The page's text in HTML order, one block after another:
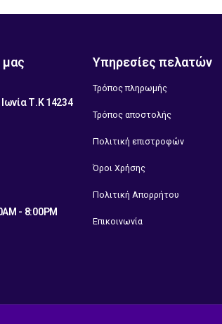
μας
Τ.Κ 14234
- 8:00PM
Υπηρεσίες πελατών
Τρόπος πληρωμής
Τρόπος αποστολής
Πολιτική επιστροφών
Όροι Χρήσης
Πολιτική Απορρήτου
Επικοινωνία